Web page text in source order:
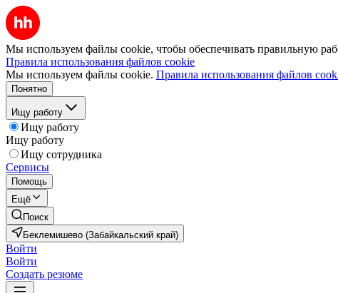
Мы используем файлы cookie, чтобы обеспечивать правильную
Правила использования файлов cookie
Мы используем файлы cookie. Правила использования файлов
Понятно
Ищу работу
Ищу работу
Ищу работу
Ищу сотрудника
Сервисы
Помощь
Ещё
Поиск
Беклемишево (Забайкальский край)
Войти
Войти
Создать резюме